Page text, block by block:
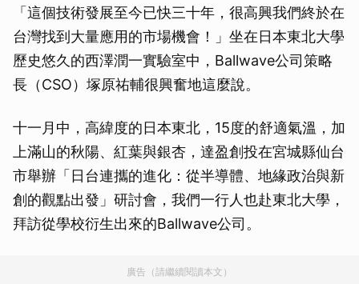
「這個技術發展至今已快三十年，很高興我們終於在
台灣找到大量應用的市場機會！」坐在日本東北大學
歷史悠久的西澤潤一實驗室中，Ballwave公司策略
長（CSO）塚原祐輔很興奮地這麼說。
十一月中，高緯度的日本東北，15度的舒適氣溫，加
上滿山的秋陽、紅葉與銀杏，達盈創投在宮城縣仙台
市舉辦「日台連攜的進化：從半導體、地緣政治與新
創的觀點出發」研討會，我們一行人也赴東北大學，
拜訪從學校衍生出來的Ballwave公司。
廣告（請繼續閱讀本文）